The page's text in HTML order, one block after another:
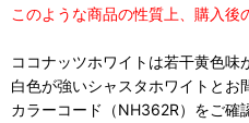
このような商品の性質上、購入後
ココナッツホワイトは若干黄色味
白色が強いシャスタホワイトとお
カラーコード（NH362R）をご確